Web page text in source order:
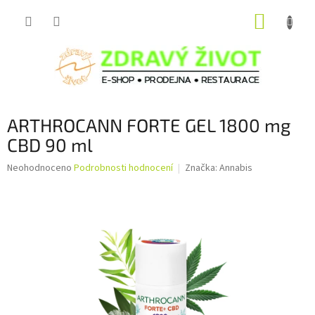
ARTHROCANN FORTE GEL 1800 mg
CBD 90 ml
Průměrné
Neohodnoceno Podrobnosti hodnocení Značka: Annabis